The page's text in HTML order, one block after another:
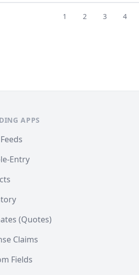
1 2 3 4
APPS
Entry
(Quotes)
Claims
Fields